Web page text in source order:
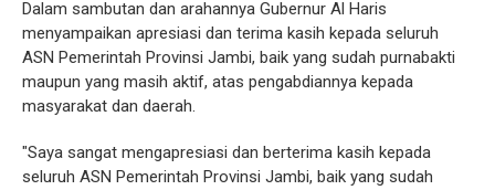
Dalam sambutan dan arahannya Gubernur Al Haris
menyampaikan apresiasi dan terima kasih kepada seluruh
ASN Pemerintah Provinsi Jambi, baik yang sudah purnabakti
maupun yang masih aktif, atas pengabdiannya kepada
masyarakat dan daerah.
"Saya sangat mengapresiasi dan berterima kasih kepada
seluruh ASN Pemerintah Provinsi Jambi, baik yang sudah